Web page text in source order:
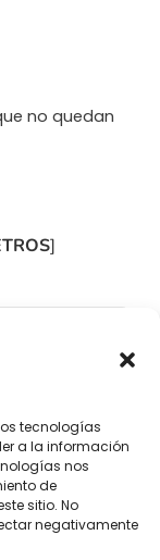
tecnologías
a la información
nos
de
sitio. No
negativamente
no quedan
]